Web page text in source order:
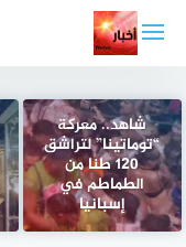
المحتوى
شاهد.. معركة
“توماتينا” لتراشق
120 طنا من
الطماطم في
إسبانيا